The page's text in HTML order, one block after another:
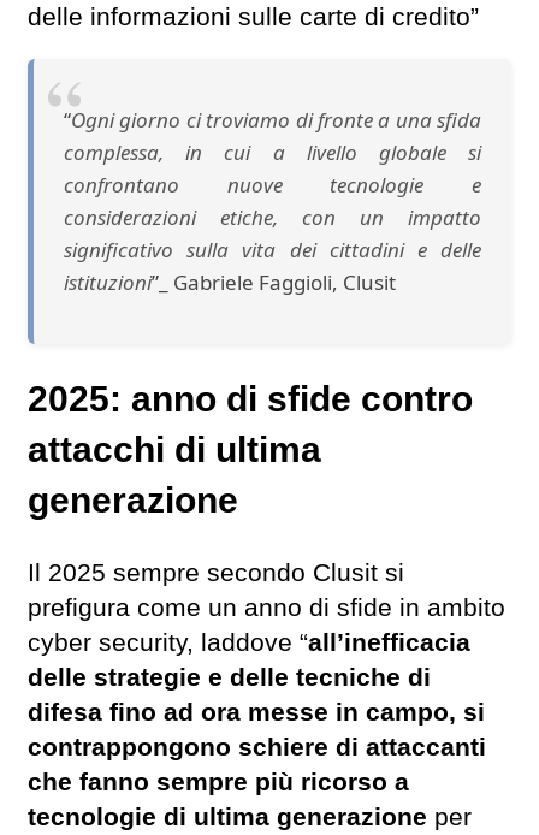
delle informazioni sulle carte di credito”
“Ogni giorno ci troviamo di fronte a una sfida
complessa, in cui a livello globale si
confrontano nuove tecnologie e
considerazioni etiche, con un impatto
significativo sulla vita dei cittadini e delle
istituzioni”_ Gabriele Faggioli, Clusit
2025: anno di sfide contro
attacchi di ultima
generazione
Il 2025 sempre secondo Clusit si
prefigura come un anno di sfide in ambito
cyber security, laddove “all’inefficacia
delle strategie e delle tecniche di
difesa fino ad ora messe in campo, si
contrappongono schiere di attaccanti
che fanno sempre più ricorso a
tecnologie di ultima generazione per